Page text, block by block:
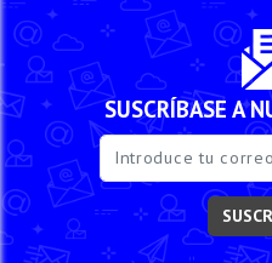
SUSCRÍBASE A